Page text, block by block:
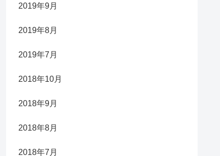
2019年9月
2019年8月
2019年7月
2018年10月
2018年9月
2018年8月
2018年7月